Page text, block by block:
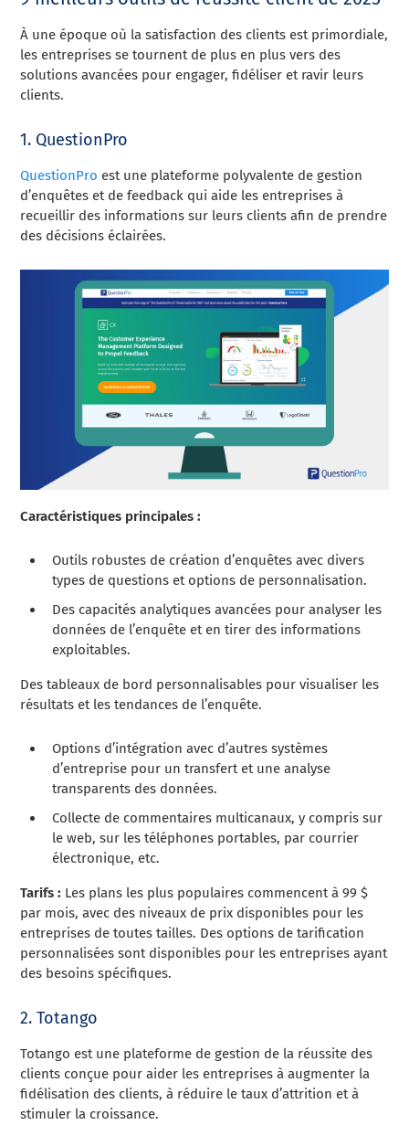
À une époque où la satisfaction des clients est primordiale,
les entreprises se tournent de plus en plus vers des
solutions avancées pour engager, fidéliser et ravir leurs
clients.
1. QuestionPro
QuestionPro est une plateforme polyvalente de gestion
d’enquêtes et de feedback qui aide les entreprises à
recueillir des informations sur leurs clients afin de prendre
des décisions éclairées.
Caractéristiques principales :
Outils robustes de création d’enquêtes avec divers
types de questions et options de personnalisation.
Des capacités analytiques avancées pour analyser les
données de l’enquête et en tirer des informations
exploitables.
Des tableaux de bord personnalisables pour visualiser les
résultats et les tendances de l’enquête.
Options d’intégration avec d’autres systèmes
d’entreprise pour un transfert et une analyse
transparents des données.
Collecte de commentaires multicanaux, y compris sur
le web, sur les téléphones portables, par courrier
électronique, etc.
Tarifs : Les plans les plus populaires commencent à 99 $
par mois, avec des niveaux de prix disponibles pour les
entreprises de toutes tailles. Des options de tarification
personnalisées sont disponibles pour les entreprises ayant
des besoins spécifiques.
2. Totango
Totango est une plateforme de gestion de la réussite des
clients conçue pour aider les entreprises à augmenter la
fidélisation des clients, à réduire le taux d’attrition et à
stimuler la croissance.